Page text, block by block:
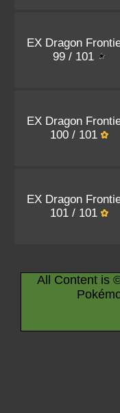
EX Dragon
99 / 101
EX Dragon
100 / 101
EX Dragon
101 / 101
All Content is